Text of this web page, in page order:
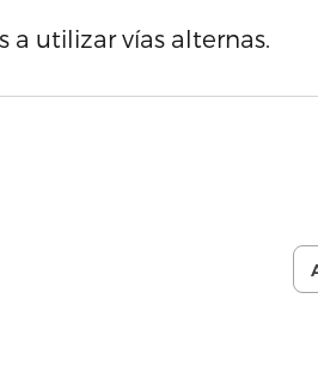
a utilizar vías alternas.